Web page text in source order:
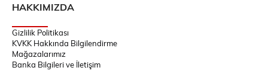
HAKKIMIZDA
Gizlilik Politikası
KVKK Hakkında Bilgilendirme
Mağazalarımız
Banka Bilgileri ve İletişim